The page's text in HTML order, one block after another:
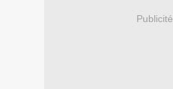
Publicité